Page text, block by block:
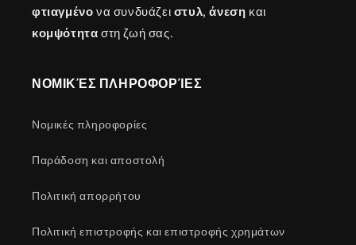
φτιαγμένονα συνδυάζειστυλ,άνεση και
κομψότηταστη ζωή σας.
ΝΟΜΙΚΈΣ ΠΛΗΡΟΦΟΡΊΕΣ
Νομικές πληροφορίες
Παράδοση και αποστολή
Πολιτική απορρήτου
Πολιτική επιστροφής και επιστροφής χρημάτων